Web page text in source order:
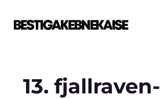
13. fjallraven-